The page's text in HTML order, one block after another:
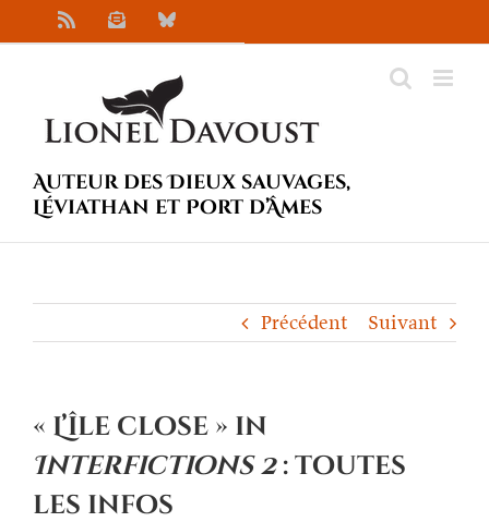
au
NewsletterBluesky
Auteur des Dieux sauvages,
Léviathan et Port d’Âmes
Précédent Suivant
« L’île close » in
Interfictions 2: toutes
les infos